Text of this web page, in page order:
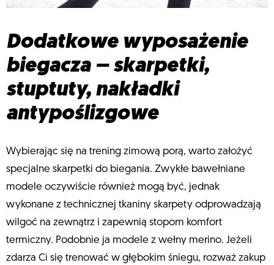
Dodatkowe wyposażenie
biegacza – skarpetki,
stuptuty, nakładki
antypoślizgowe
Wybierając się na trening zimową porą, warto założyć
specjalne skarpetki do biegania. Zwykłe bawełniane
modele oczywiście również mogą być, jednak
wykonane z technicznej tkaniny skarpety odprowadzają
wilgoć na zewnątrz i zapewnią stopom komfort
termiczny. Podobnie ja modele z wełny merino. Jeżeli
zdarza Ci się trenować w głębokim śniegu, rozważ zakup